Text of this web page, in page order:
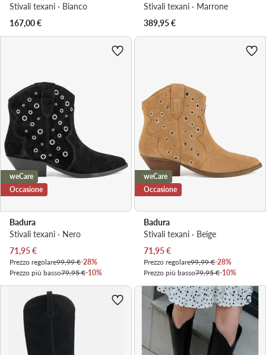
Stivali texani · Bianco
167,00€
Stivali texani · Marrone
389,95€
weCare
Occasione
Badura
Stivali texani · Nero
Prezzo attuale
71,95€
Prezzo regolare99,99 €-28%
Prezzo più basso79,95 €-10%
weCare
Occasione
Badura
Stivali texani · Beige
Prezzo attuale
71,95€
Prezzo regolare99,99 €-28%
Prezzo più basso79,95 €-10%